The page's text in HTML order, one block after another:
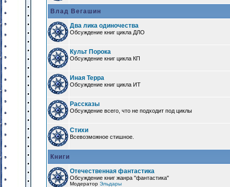
Влад Вегашин
Два лика одиночества
Обсуждение книг цикла ДЛО
Культ Порока
Обсуждение книг цикла КП
Иная Терра
Обсуждение книг цикла ИТ
Рассказы
Обсуждение всего, что не подходит под циклы
Стихи
Всевозможное стишное.
Книги
Отечественная фантастика
Обсуждение книг жанра "фантастика"
Модератор Эльдары